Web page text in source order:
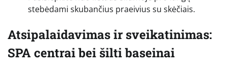
stebėdami skubančius praeivius su skėčiais.
Atsipalaidavimas ir sveikatinimas:
SPA centrai bei šilti baseinai